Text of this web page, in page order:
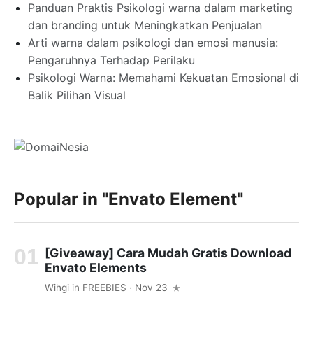
Panduan Praktis Psikologi warna dalam marketing
dan branding untuk Meningkatkan Penjualan
Arti warna dalam psikologi dan emosi manusia:
Pengaruhnya Terhadap Perilaku
Psikologi Warna: Memahami Kekuatan Emosional di
Balik Pilihan Visual
Popular in "envato Element"
[Giveaway] Cara Mudah Gratis Download
Envato Elements
Wihgi in FREEBIES · Nov 23